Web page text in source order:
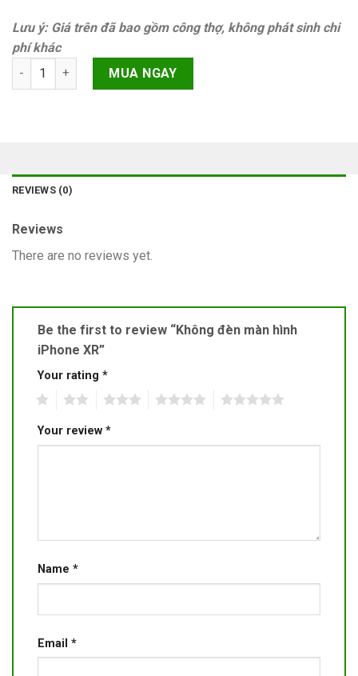
Lưu ý: Giá trên đã bao gồm công thợ, không phát sinh chi
phí khác
Không đèn màn hình iPhone XR quantity
MUA NGAY
REVIEWS (0)
Reviews
There are no reviews yet.
Be the first to review “Không đèn màn hình
iPhone XR”
Your rating *
Your review *
Name *
Email *